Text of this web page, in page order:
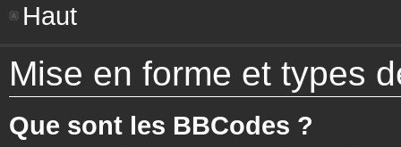
Haut
Mise en forme et types
Que sont les BBCodes ?